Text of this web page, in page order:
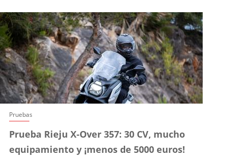
Pruebas
Prueba Rieju X-Over 357: 30 CV, mucho
equipamiento y ¡menos de 5000 euros!